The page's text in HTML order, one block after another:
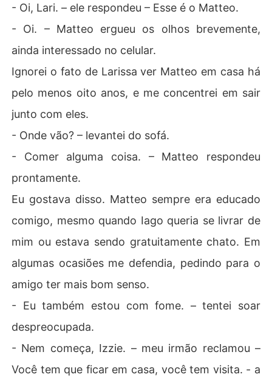
- Oi, Lari. – ele respondeu – Esse é o Matteo.
- Oi. – Matteo ergueu os olhos brevemente,
ainda interessado no celular.
Ignorei o fato de Larissa ver Matteo em casa há
pelo menos oito anos, e me concentrei em sair
junto com eles.
- Onde vão? – levantei do sofá.
- Comer alguma coisa. – Matteo respondeu
prontamente.
Eu gostava disso. Matteo sempre era educado
comigo, mesmo quando Iago queria se livrar de
mim ou estava sendo gratuitamente chato. Em
algumas ocasiões me defendia, pedindo para o
amigo ter mais bom senso.
- Eu também estou com fome. – tentei soar
despreocupada.
- Nem começa, Izzie. – meu irmão reclamou –
Você tem que ficar em casa, você tem visita. - a